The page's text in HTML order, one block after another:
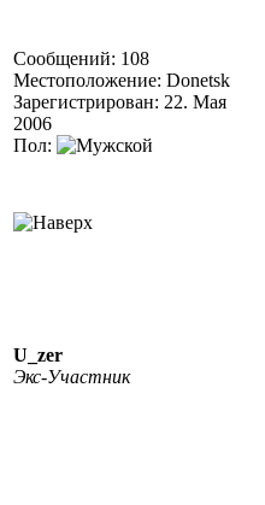
Сообщений: 108
Местоположение: Donetsk
Зарегистрирован: 22. Мая
2006
Пол:
U_zer
Экс-Участник